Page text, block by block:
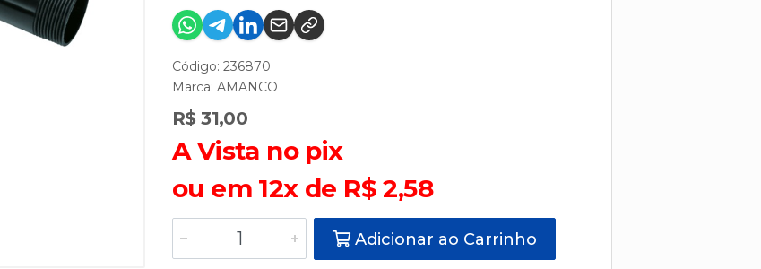
Código: 236870
Marca: AMANCO
R$ 31,00
A Vista no pix
ou em 12x de R$ 2,58
Adicionar ao Carrinho